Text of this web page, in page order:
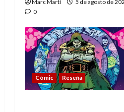
Marc Martí
5 de agosto de
0
Cómic Reseña